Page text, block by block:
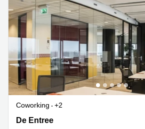
Coworking
+2
De Entree 99-197, Amsterdam Zuidoost
De Entree